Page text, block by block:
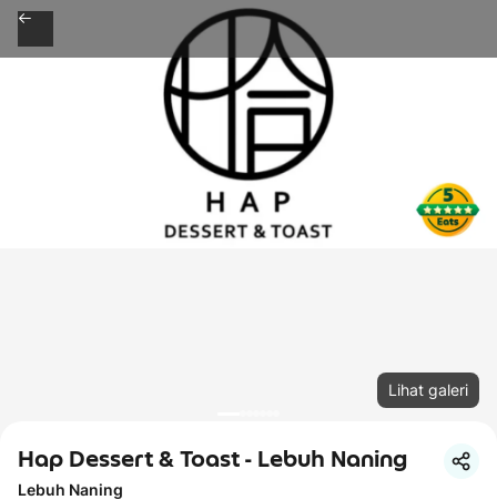
Lihat galeri
Hap Dessert & Toast - Lebuh Naning
Lebuh Naning